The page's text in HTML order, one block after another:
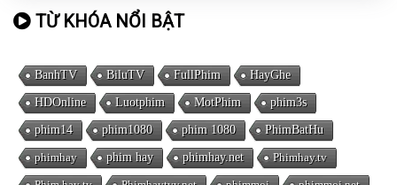
TỪ KHÓA NỔI BẬT
BanhTV BiluTV FullPhim HayGhe
HDOnline Luotphim MotPhim phim3s
phim14 phim1080 phim 1080 PhimBatHu
phimhay phim hay phimhay.net Phimhay.tv